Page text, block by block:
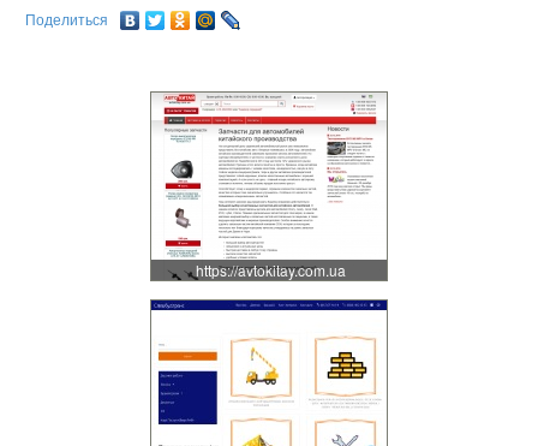
Поделиться
https://avtokitay.com.ua